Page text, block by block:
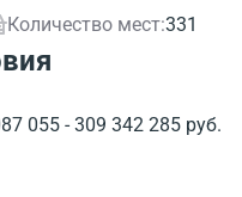
Количество мест:331
055 - 309 342 285 руб.